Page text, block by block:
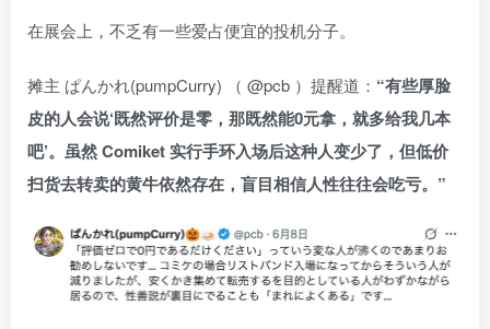
在展会上，不乏有一些爱占便宜的投机分子。
摊主 ぱんかれ(pumpCurry) （ @pcb ）提醒道： “有些厚脸
皮的人会说‘既然评价是零，那既然能0元拿，就多给我几本
吧’。虽然 Comiket 实行手环入场后这种人变少了，但低价
扫货去转卖的黄牛依然存在，盲目相信人性往往会吃亏。”